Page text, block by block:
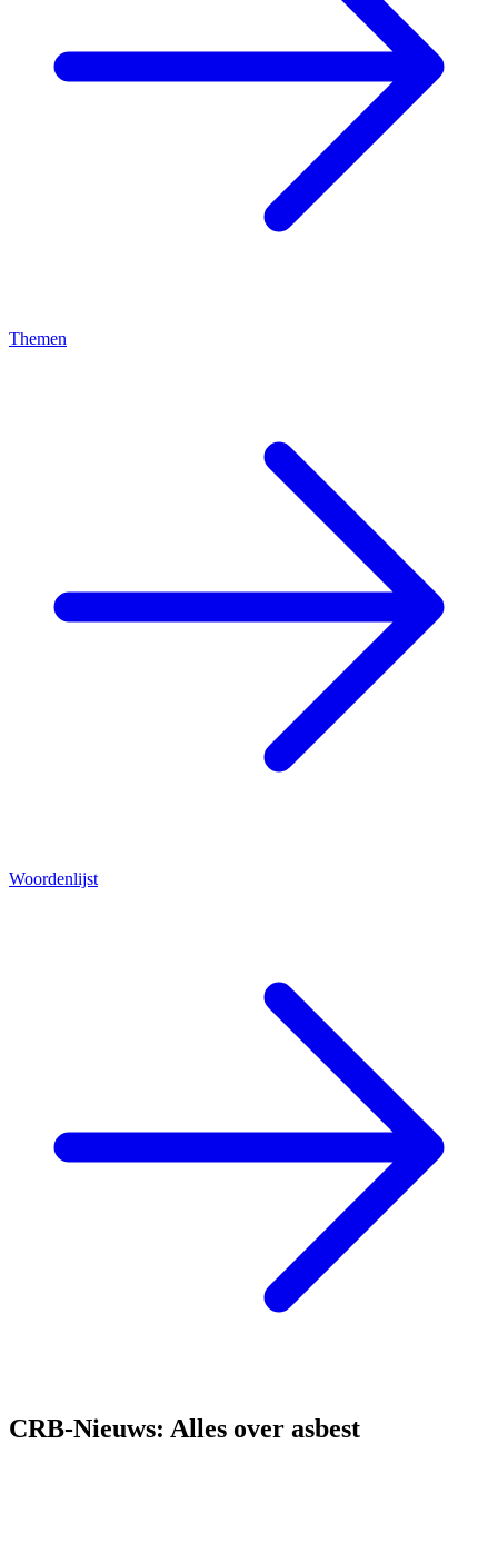
Themen
Woordenlijst
CRB-Nieuws: Alles over asbest